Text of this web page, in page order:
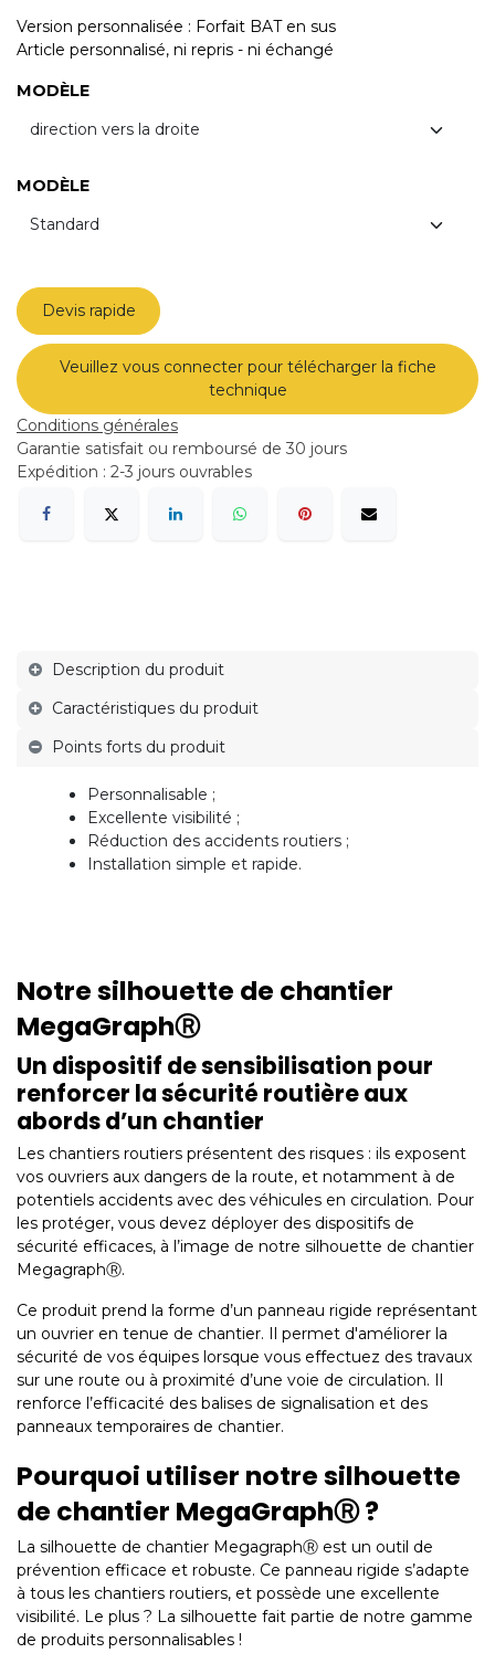
Version personnalisée : Forfait BAT en sus
Article personnalisé, ni repris - ni échangé
MODÈLE
MODÈLE
Devis rapide
Veuillez vous connecter pour télécharger la fiche
technique
Conditions générales
Garantie satisfait ou remboursé de 30 jours
Expédition : 2-3 jours ouvrables
Description du produit
Caractéristiques du produit
Points forts du produit
Personnalisable ;
Excellente visibilité ;
Réduction des accidents routiers ;
Installation simple et rapide.
Notre silhouette de chantier
MegaGraphⓇ
Un dispositif de sensibilisation pour
renforcer la sécurité routière aux
abords d’un chantier
Les chantiers routiers présentent des risques : ils exposent
vos ouvriers aux dangers de la route, et notamment à de
potentiels accidents avec des véhicules en circulation. Pour
les protéger, vous devez déployer des dispositifs de
sécurité efficaces, à l’image de notre silhouette de chantier
MegagraphⓇ.
Ce produit prend la forme d’un panneau rigide représentant
un ouvrier en tenue de chantier. Il permet d'améliorer la
sécurité de vos équipes lorsque vous effectuez des travaux
sur une route ou à proximité d’une voie de circulation. Il
renforce l’efficacité des balises de signalisation et des
panneaux temporaires de chantier.
Pourquoi utiliser notre silhouette
de chantier MegaGraphⓇ ?
La silhouette de chantier MegagraphⓇ est un outil de
prévention efficace et robuste. Ce panneau rigide s’adapte
à tous les chantiers routiers, et possède une excellente
visibilité. Le plus ? La silhouette fait partie de notre gamme
de produits personnalisables !